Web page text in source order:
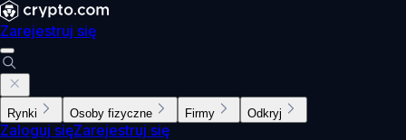
Zarejestruj się
Rynki Osoby fizyczne Firmy Odkryj
Zaloguj sięZarejestruj się